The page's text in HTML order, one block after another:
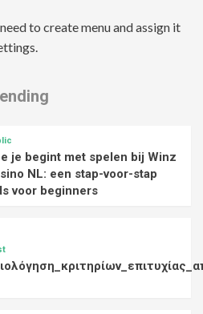
to create menu and assign it
je begint met spelen bij Winz
NL: een stap-voor-stap
voor beginners